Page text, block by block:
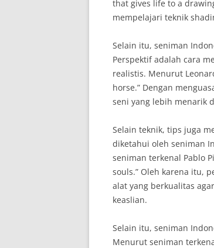
that gives life to a
mempelajari teknik
Selain itu, seniman
Perspektif adalah cara
realistis. Menurut
horse.” Dengan
seni yang lebih menarik
Selain teknik, tips juga
diketahui oleh seniman
seniman terkenal Pablo
souls.” Oleh karena itu,
alat yang berkualitas
keaslian.
Selain itu, seniman
Menurut seniman